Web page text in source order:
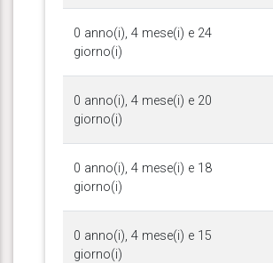
0 anno(i), 4 mese(i) e 24
giorno(i)
0 anno(i), 4 mese(i) e 20
giorno(i)
0 anno(i), 4 mese(i) e 18
giorno(i)
0 anno(i), 4 mese(i) e 15
giorno(i)